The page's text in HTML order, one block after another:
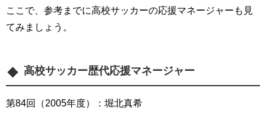
ここで、参考までに高校サッカーの応援マネージャーも見
てみましょう。
高校サッカー歴代応援マネージャー
第84回（2005年度）：堀北真希